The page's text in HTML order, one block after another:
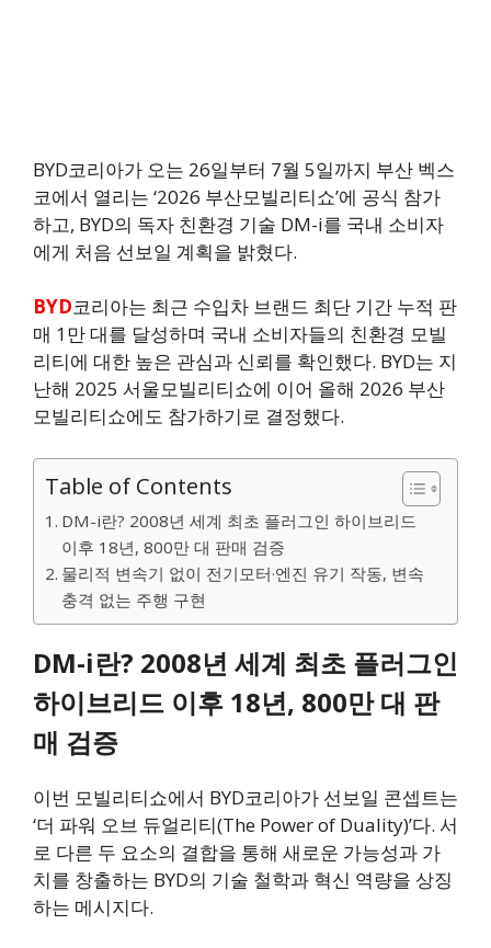
BYD코리아가 오는 26일부터 7월 5일까지 부산 벡스
코에서 열리는 ‘2026 부산모빌리티쇼’에 공식 참가
하고, BYD의 독자 친환경 기술 DM-i를 국내 소비자
에게 처음 선보일 계획을 밝혔다.
BYD코리아는 최근 수입차 브랜드 최단 기간 누적 판
매 1만 대를 달성하며 국내 소비자들의 친환경 모빌
리티에 대한 높은 관심과 신뢰를 확인했다. BYD는 지
난해 2025 서울모빌리티쇼에 이어 올해 2026 부산
모빌리티쇼에도 참가하기로 결정했다.
Table of Contents
DM-i란? 2008년 세계 최초 플러그인 하이브리드
이후 18년, 800만 대 판매 검증
물리적 변속기 없이 전기모터·엔진 유기 작동, 변속
충격 없는 주행 구현
DM-i란? 2008년 세계 최초 플러그인
하이브리드 이후 18년, 800만 대 판
매 검증
이번 모빌리티쇼에서 BYD코리아가 선보일 콘셉트는
‘더 파워 오브 듀얼리티(The Power of Duality)’다. 서
로 다른 두 요소의 결합을 통해 새로운 가능성과 가
치를 창출하는 BYD의 기술 철학과 혁신 역량을 상징
하는 메시지다.